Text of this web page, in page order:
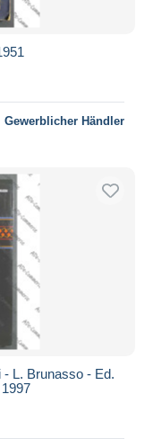
Gewerblicher Händler
L. Brunasso - Ed.